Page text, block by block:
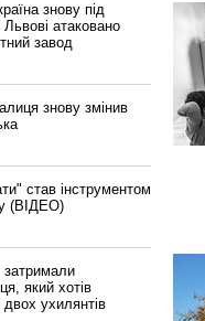
знову під
атаковано
завод
знову змінив
став інструментом
(ВІДЕО)
який хотів
двох ухилянтів